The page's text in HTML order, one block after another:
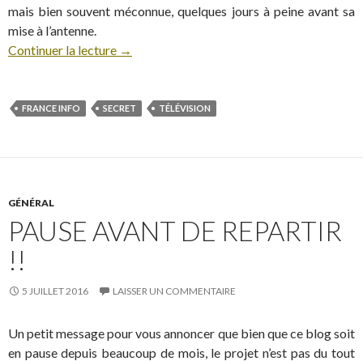
mais bien souvent méconnue, quelques jours à peine avant sa
mise à l’antenne.
Continuer la lecture →
FRANCE INFO SECRET TÉLÉVISION
GÉNÉRAL
PAUSE AVANT DE REPARTIR
!!
5 JUILLET 2016 LAISSER UN COMMENTAIRE
Un petit message pour vous annoncer que bien que ce blog soit
en pause depuis beaucoup de mois, le projet n’est pas du tout